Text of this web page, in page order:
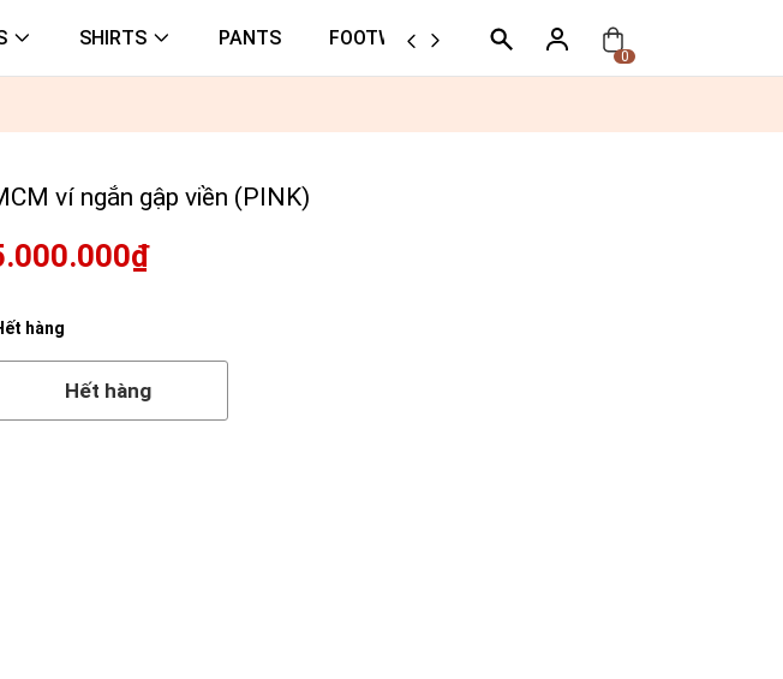
SHIRTS PANTS FOOTWEAR ORTHER
0
ví ngắn gập viền (PINK)
hàng
Hết hàng